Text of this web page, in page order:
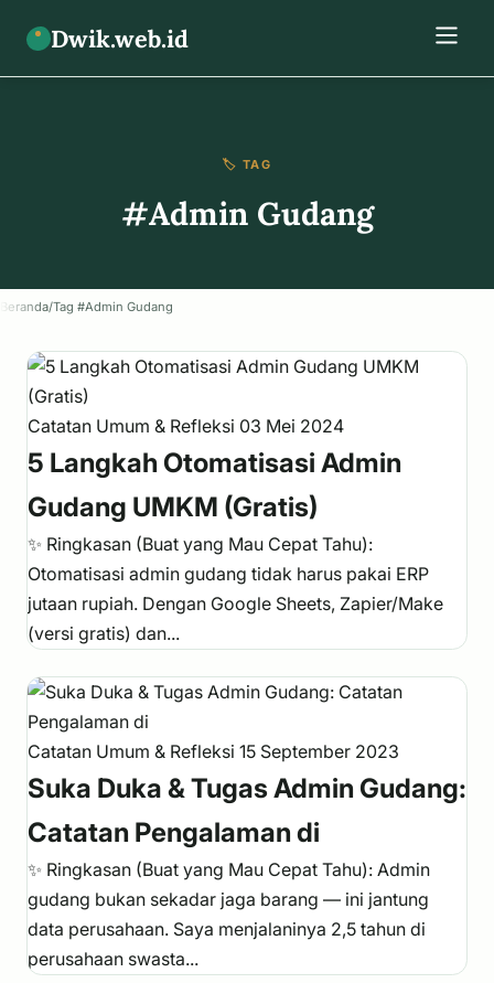
Dwik.web.id
🏷️ TAG
#Admin Gudang
Beranda/Tag #Admin Gudang
Catatan Umum & Refleksi 03 Mei 2024
5 Langkah Otomatisasi Admin
Gudang UMKM (Gratis)
✨ Ringkasan (Buat yang Mau Cepat Tahu):
Otomatisasi admin gudang tidak harus pakai ERP
jutaan rupiah. Dengan Google Sheets, Zapier/Make
(versi gratis) dan...
Catatan Umum & Refleksi 15 September 2023
Suka Duka & Tugas Admin Gudang:
Catatan Pengalaman di
✨ Ringkasan (Buat yang Mau Cepat Tahu): Admin
gudang bukan sekadar jaga barang — ini jantung
data perusahaan. Saya menjalaninya 2,5 tahun di
perusahaan swasta...